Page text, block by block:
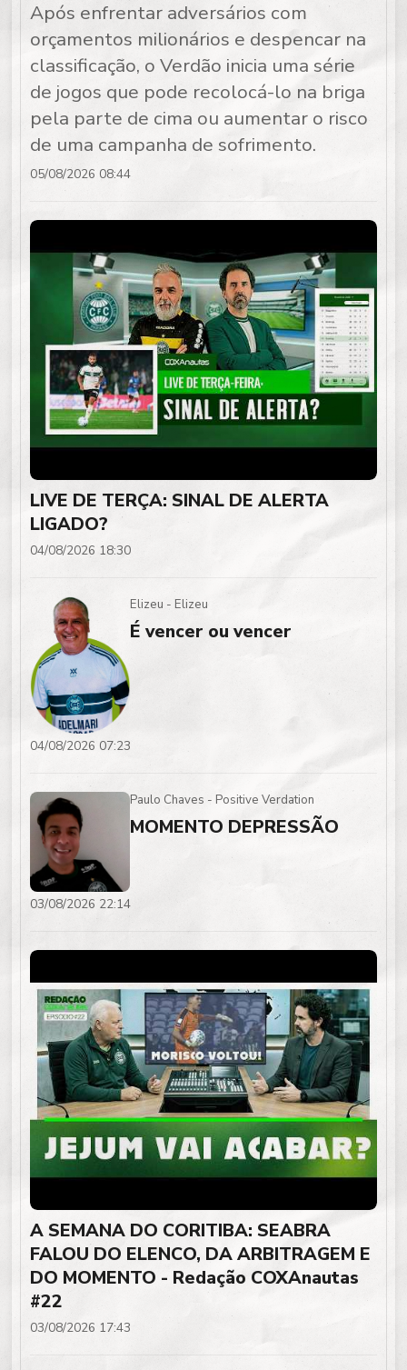
Após enfrentar adversários com
orçamentos milionários e despencar na
classificação, o Verdão inicia uma série
de jogos que pode recolocá-lo na briga
pela parte de cima ou aumentar o risco
de uma campanha de sofrimento.
05/08/2026 08:44
LIVE DE TERÇA: SINAL DE ALERTA
LIGADO?
04/08/2026 18:30
Elizeu - Elizeu
É vencer ou vencer
04/08/2026 07:23
Paulo Chaves - Positive Verdation
MOMENTO DEPRESSÃO
03/08/2026 22:14
A SEMANA DO CORITIBA: SEABRA
FALOU DO ELENCO, DA ARBITRAGEM E
DO MOMENTO - Redação COXAnautas
#22
03/08/2026 17:43